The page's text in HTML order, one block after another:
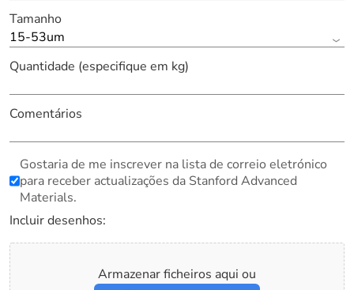
Tamanho
15-53um
Quantidade (especifique em kg)
Comentários
Gostaria de me inscrever na lista de correio eletrónico
para receber actualizações da Stanford Advanced
Materials.
Incluir desenhos:
Armazenar ficheiros aqui ou